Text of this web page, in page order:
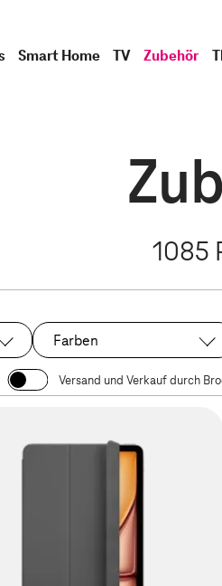
Smart Home TV Zubehör
1085
Farben
Versand und Verkauf durch